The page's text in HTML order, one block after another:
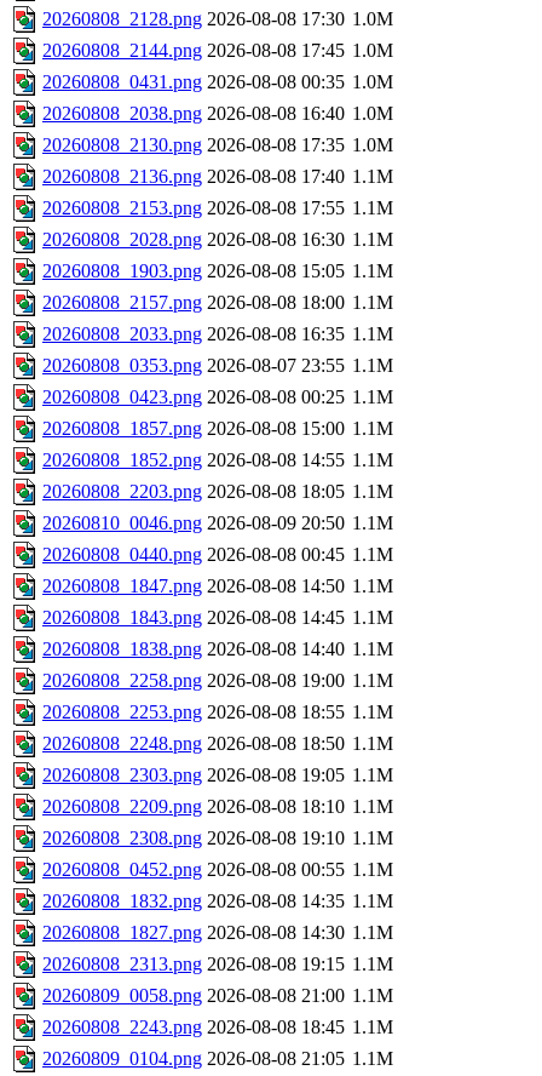
20260808_2128.png 2026-08-08 17:30 1.0M
20260808_2144.png 2026-08-08 17:45 1.0M
20260808_0431.png 2026-08-08 00:35 1.0M
20260808_2038.png 2026-08-08 16:40 1.0M
20260808_2130.png 2026-08-08 17:35 1.0M
20260808_2136.png 2026-08-08 17:40 1.1M
20260808_2153.png 2026-08-08 17:55 1.1M
20260808_2028.png 2026-08-08 16:30 1.1M
20260808_1903.png 2026-08-08 15:05 1.1M
20260808_2157.png 2026-08-08 18:00 1.1M
20260808_2033.png 2026-08-08 16:35 1.1M
20260808_0353.png 2026-08-07 23:55 1.1M
20260808_0423.png 2026-08-08 00:25 1.1M
20260808_1857.png 2026-08-08 15:00 1.1M
20260808_1852.png 2026-08-08 14:55 1.1M
20260808_2203.png 2026-08-08 18:05 1.1M
20260810_0046.png 2026-08-09 20:50 1.1M
20260808_0440.png 2026-08-08 00:45 1.1M
20260808_1847.png 2026-08-08 14:50 1.1M
20260808_1843.png 2026-08-08 14:45 1.1M
20260808_1838.png 2026-08-08 14:40 1.1M
20260808_2258.png 2026-08-08 19:00 1.1M
20260808_2253.png 2026-08-08 18:55 1.1M
20260808_2248.png 2026-08-08 18:50 1.1M
20260808_2303.png 2026-08-08 19:05 1.1M
20260808_2209.png 2026-08-08 18:10 1.1M
20260808_2308.png 2026-08-08 19:10 1.1M
20260808_0452.png 2026-08-08 00:55 1.1M
20260808_1832.png 2026-08-08 14:35 1.1M
20260808_1827.png 2026-08-08 14:30 1.1M
20260808_2313.png 2026-08-08 19:15 1.1M
20260809_0058.png 2026-08-08 21:00 1.1M
20260808_2243.png 2026-08-08 18:45 1.1M
20260809_0104.png 2026-08-08 21:05 1.1M